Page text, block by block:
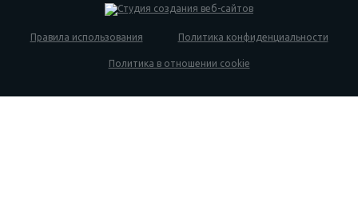
Правила использования Политика конфиденциальности
Политика в отношении cookie